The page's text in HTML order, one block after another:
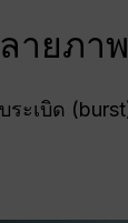
ายภ
ะเบิด